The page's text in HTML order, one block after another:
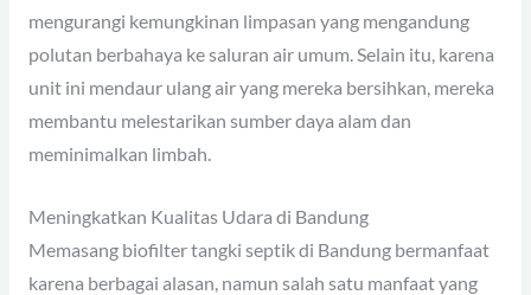
mengurangi kemungkinan limpasan yang mengandung
polutan berbahaya ke saluran air umum. Selain itu, karena
unit ini mendaur ulang air yang mereka bersihkan, mereka
membantu melestarikan sumber daya alam dan
meminimalkan limbah.
Meningkatkan Kualitas Udara di Bandung
Memasang biofilter tangki septik di Bandung bermanfaat
karena berbagai alasan, namun salah satu manfaat yang